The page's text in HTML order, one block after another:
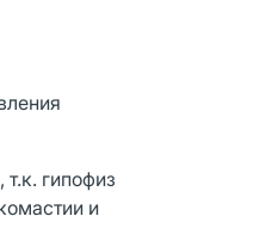
гипофиз
и